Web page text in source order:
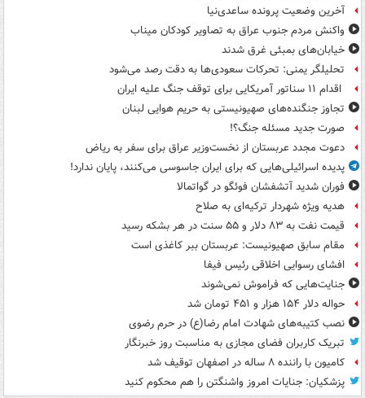
آخرین وضعیت پرونده ساعدی‌نیا
واکنش مردم جنوب عراق به تصاویر کودکان میناب
خیابان‌های بمبئی غرق شدند
تحلیلگر یمنی: تحرکات سعودی‌ها به دقت رصد می‌شود
اقدام ۱۱ سناتور آمریکایی برای توقف جنگ علیه ایران
تجاوز جنگنده‌های صهیونیستی به حریم هوایی لبنان
صورت جدید مسئله جنگ؟!
دعوت مجدد عربستان از نخست‌وزیر عراق برای سفر به ریاض
پدیده اسرائیلی‌هایی که برای ایران جاسوسی می‌کنند، پایان ندارد!
فوران شدید آتشفشان فوئگو در گواتمالا
هدیه ویژه شهردار ترکیه‌ای به صلاح
قیمت نفت به ۸۳ دلار و ۵۵ سنت در هر بشکه رسید
مقام سابق صهیونیست: عربستان ببر کاغذی است
افشای رسوایی اخلاقی رئیس فیفا
جنایت‌هایی که فراموش نمی‌شوند
حواله دلار ۱۵۴ هزار و ۴۵۱ تومان شد
نصب کتیبه‌های شهادت امام رضا(ع) در حرم رضوی
تبریک کاربران فضای مجازی به مناسبت روز خبرنگار
کامیون با راننده ۸ ساله در اصفهان توقیف شد
پزشکیان: جنایات امروز واشنگتن را هم محکوم کنید